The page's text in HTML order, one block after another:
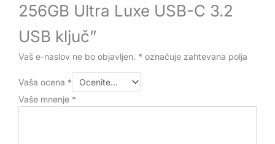
256GB Ultra Luxe USB-C 3.2
USB ključ”
Vaš e-naslov ne bo objavljen. * označuje zahtevana polja
Vaša ocena *
Vaše mnenje *